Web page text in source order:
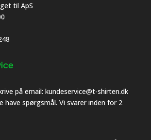
til ApS
på email: kundeservice@t-shirten.dk
have spørgsmål. Vi svarer inden for 2
10% rabat
I SHOPPEN